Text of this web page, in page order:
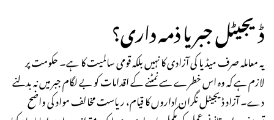
ڈیجیٹل جبر یا ذمہ داری؟
یہ معاملہ صرف میڈیا کی آزادی کا نہیں بلکہ قومی سالمیت کا ہے۔ حکومت پر
لازم ہے کہ وہ اس خطرے سے نمٹنے کے اقدامات کو بے لگام جبر میں نہ بدلنے
دے۔ آزاد ڈیجیٹل نگران اداروں کا قیام، ریاست مخالف مواد کی واضح